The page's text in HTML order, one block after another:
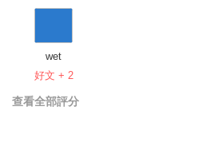
wet
好文 + 2
查看全部評分